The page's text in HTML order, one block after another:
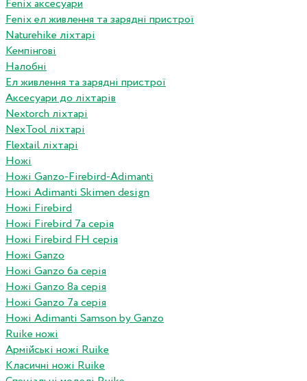
Fenix аксесуари
Fenix ел живлення та зарядні пристрої
Naturehike ліхтарі
Кемпінгові
Налобні
Ел живлення та зарядні пристрої
Аксесуари до ліхтарів
Nextorch ліхтарі
NexTool ліхтарі
Flextail ліхтарі
Ножі
Ножі Ganzo-Firebird-Adimanti
Ножі Adimanti Skimen design
Ножі Firebird
Ножі Firebird 7а серія
Ножі Firebird FH серія
Ножі Ganzo
Ножі Ganzo 6а серія
Ножі Ganzo 8а серія
Ножі Ganzo 7а серія
Ножі Adimanti Samson by Ganzo
Ruike ножі
Армійські ножі Ruike
Класичні ножі Ruike